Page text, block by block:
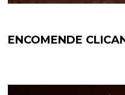
ENCOMENDE